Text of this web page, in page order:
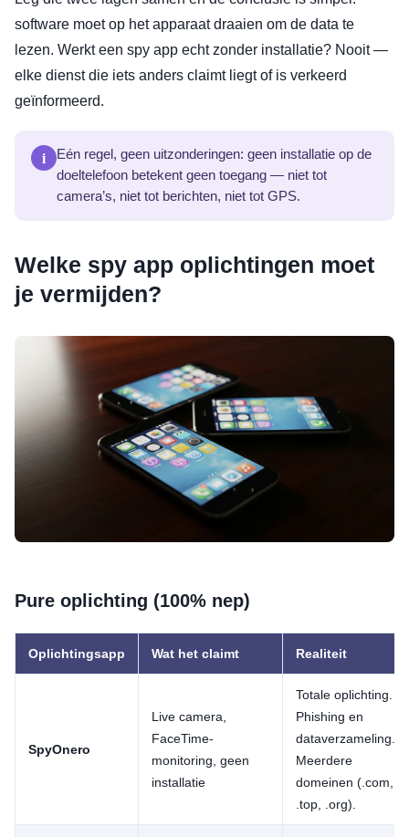
software moet op het apparaat draaien om de data te
lezen. Werkt een spy app echt zonder installatie? Nooit —
elke dienst die iets anders claimt liegt of is verkeerd
geïnformeerd.
i
Eén regel, geen uitzonderingen: geen installatie op de
doeltelefoon betekent geen toegang — niet tot
camera’s, niet tot berichten, niet tot GPS.
Welke spy app oplichtingen moet
je vermijden?
Pure oplichting (100% nep)
Oplichtingsapp Wat het claimt Realiteit
SpyOnero
Live camera,
FaceTime-
monitoring, geen
installatie
Totale oplichting.
Phishing en
dataverzameling.
Meerdere
domeinen (.com,
.top, .org).